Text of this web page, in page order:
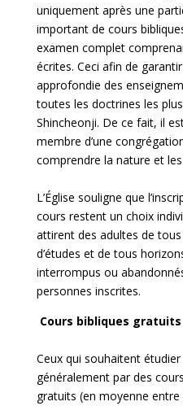
uniquement après une
important de cours
examen complet
écrites. Ceci afin de
approfondie des
toutes les doctrines les
Shincheonji. De ce fait, il
membre d’une
comprendre la nature et
L’Église souligne que
cours restent un choix
attirent des adultes de
d’études et de tous
interrompus ou
personnes inscrites.
Cours bibliques gratuits
Ceux qui souhaitent
généralement par des
gratuits (en moyenne